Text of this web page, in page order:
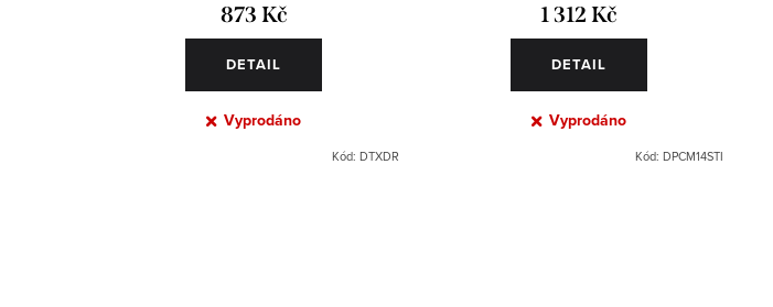
873 Kč
DETAIL
Vyprodáno
Kód: DTXDR
1 312 Kč
DETAIL
Vyprodáno
Kód: DPCM14STI